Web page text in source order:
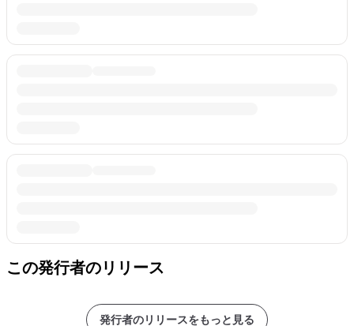
この発行者のリリース
発行者のリリースをもっと見る